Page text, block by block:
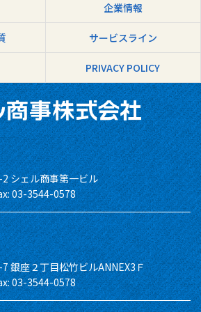
企業情報
サービスライン
PRIVACY POLICY
シェル商事第一ビル
03-3544-0578
銀座２丁目松竹ビルANNEX3Ｆ
03-3544-0578